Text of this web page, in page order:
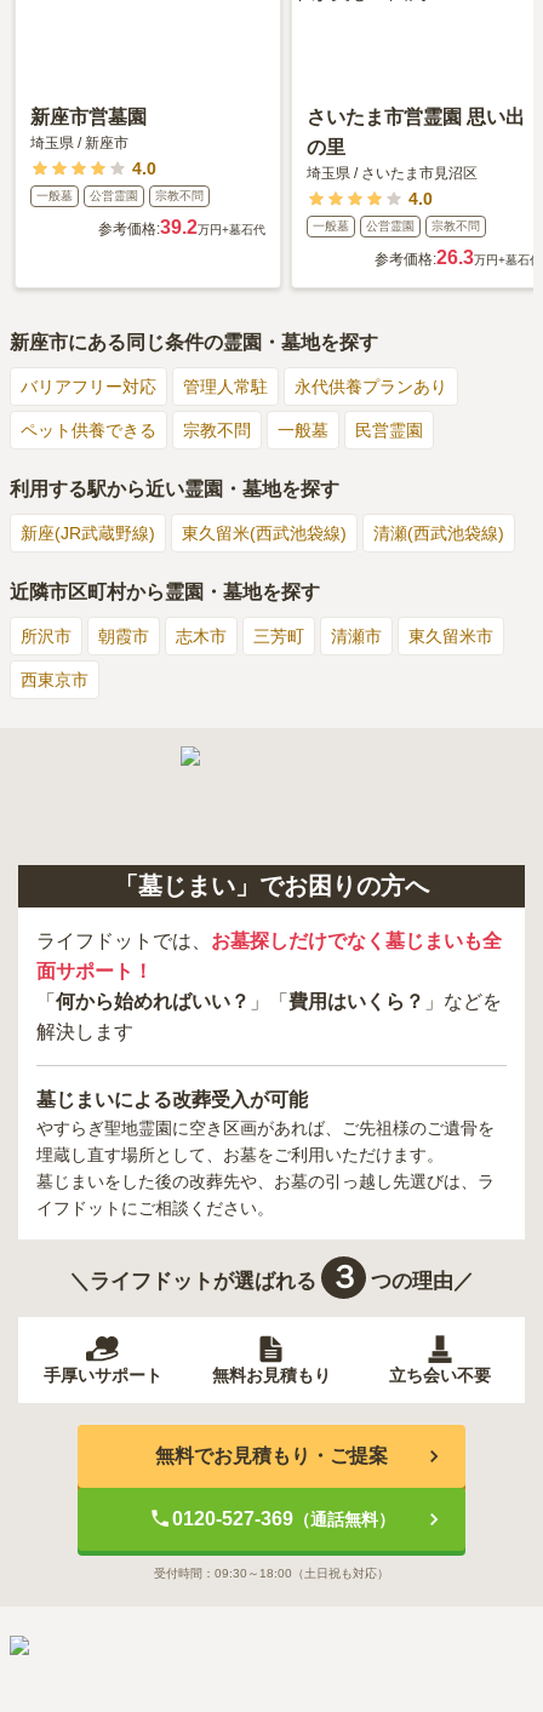
新座市営墓園
埼玉県 /新座市
4.0
一般墓 公営霊園 宗教不問
参考価格:39.2万円+墓石代
さいたま市営霊園 思い出
の里
埼玉県 / さいたま市見沼区
4.0
一般墓 公営霊園 宗教不問
参考価格:26.3万円+墓石代
新座市にある同じ条件の霊園・墓地を探す
バリアフリー対応 管理人常駐 永代供養プランあり
ペット供養できる 宗教不問 一般墓 民営霊園
利用する駅から近い霊園・墓地を探す
新座(JR武蔵野線) 東久留米(西武池袋線) 清瀬(西武池袋線)
近隣市区町村から霊園・墓地を探す
所沢市 朝霞市 志木市 三芳町 清瀬市 東久留米市
西東京市
「墓じまい」でお困りの方へ
ライフドットでは、 お墓探しだけでなく墓じまいも全
面サポート！
「 何から始めればいい？ 」「 費用はいくら？ 」などを
解決します
墓じまいによる改葬受入が可能
やすらぎ聖地霊園に空き区画があれば、ご先祖様のご遺骨を
埋蔵し直す場所として、お墓をご利用いただけます。
墓じまいをした後の改葬先や、お墓の引っ越し先選びは、ラ
イフドットにご相談ください。
＼ライフドットが選ばれる ３ つの理由／
手厚いサポート 無料お見積もり 立ち会い不要
無料でお見積もり・ご提案
0120-527-369（通話無料）
受付時間： 09:30～18:00 （土日祝も対応）